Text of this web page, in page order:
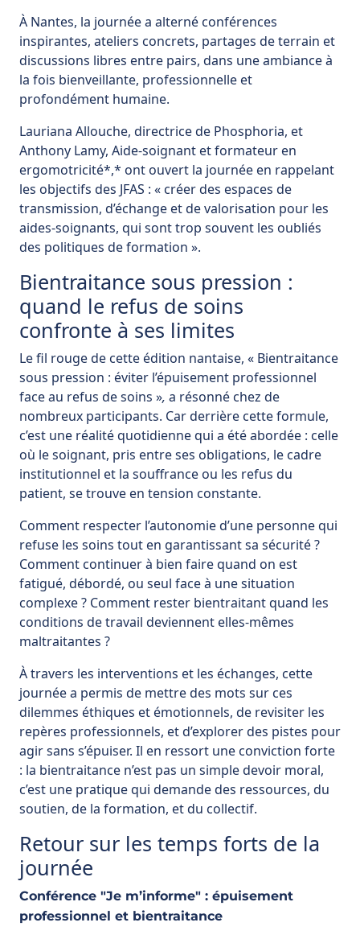
À Nantes, la journée a alterné conférences
inspirantes, ateliers concrets, partages de terrain et
discussions libres entre pairs, dans une ambiance à
la fois bienveillante, professionnelle et
profondément humaine.
Lauriana Allouche, directrice de Phosphoria, et
Anthony Lamy, Aide-soignant et formateur en
ergomotricité*,* ont ouvert la journée en rappelant
les objectifs des JFAS : « créer des espaces de
transmission, d’échange et de valorisation pour les
aides-soignants, qui sont trop souvent les oubliés
des politiques de formation ».
Bientraitance sous pression :
quand le refus de soins
confronte à ses limites
Le fil rouge de cette édition nantaise, « Bientraitance
sous pression : éviter l’épuisement professionnel
face au refus de soins », a résonné chez de
nombreux participants. Car derrière cette formule,
c’est une réalité quotidienne qui a été abordée : celle
où le soignant, pris entre ses obligations, le cadre
institutionnel et la souffrance ou les refus du
patient, se trouve en tension constante.
Comment respecter l’autonomie d’une personne qui
refuse les soins tout en garantissant sa sécurité ?
Comment continuer à bien faire quand on est
fatigué, débordé, ou seul face à une situation
complexe ? Comment rester bientraitant quand les
conditions de travail deviennent elles-mêmes
maltraitantes ?
À travers les interventions et les échanges, cette
journée a permis de mettre des mots sur ces
dilemmes éthiques et émotionnels, de revisiter les
repères professionnels, et d’explorer des pistes pour
agir sans s’épuiser. Il en ressort une conviction forte
: la bientraitance n’est pas un simple devoir moral,
c’est une pratique qui demande des ressources, du
soutien, de la formation, et du collectif.
Retour sur les temps forts de la
journée
Conférence "Je m’informe" : épuisement
professionnel et bientraitance